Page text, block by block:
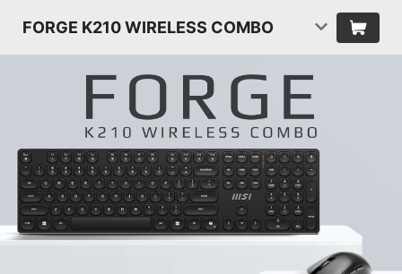
FORGE K210 WIRELESS COMBO